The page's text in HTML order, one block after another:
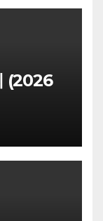
(2026